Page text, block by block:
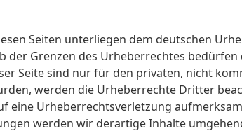
Seiten unterliegen dem deutschen
Grenzen des Urheberrechtes
Seite sind nur für den privaten, nicht
werden die Urheberrechte Dritter
eine Urheberrechtsverletzung
werden wir derartige Inhalte